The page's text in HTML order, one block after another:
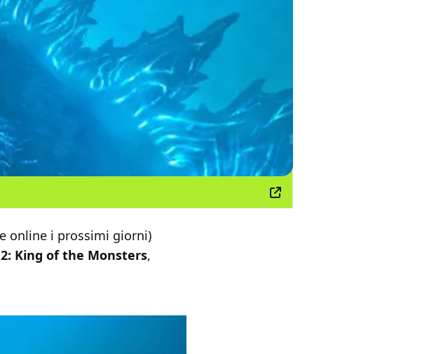
online i prossimi giorni)
King of the Monsters,